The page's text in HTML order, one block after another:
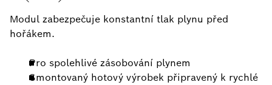
Modul zabezpečuje konstantní tlak plynu před
hořákem.
Pro spolehlivé zásobování plynem
Smontovaný hotový výrobek připravený k rychlé